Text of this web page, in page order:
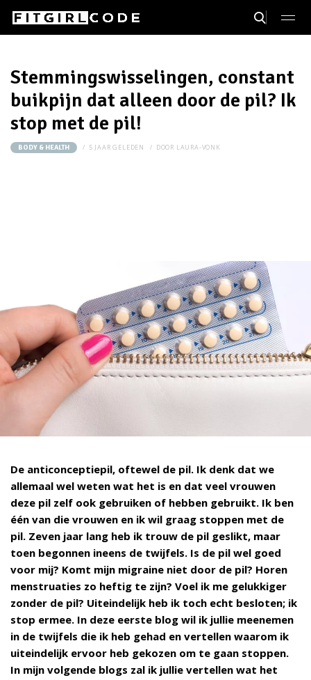
Stemmingswisselingen, constant
buikpijn dat alleen door de pil? Ik
stop met de pil!
BODY & HEALTH 5 JAAR GELEDEN DOOR LAURA-VONK
De anticonceptiepil, oftewel de pil. Ik denk dat we
allemaal wel weten wat het is en dat veel vrouwen
deze pil zelf ook gebruiken of hebben gebruikt. Ik ben
één van die vrouwen en ik wil graag stoppen met de
pil. Zeven jaar lang heb ik trouw de pil geslikt, maar
toen begonnen ineens de twijfels. Is de pil wel goed
voor mij? Komt mijn migraine niet door de pil? Horen
menstruaties zo heftig te zijn? Voel ik me gelukkiger
zonder de pil? Uiteindelijk heb ik toch echt besloten; ik
stop ermee. In deze eerste blog wil ik jullie meenemen
in de twijfels die ik heb gehad en vertellen waarom ik
uiteindelijk ervoor heb gekozen om te gaan stoppen.
In mijn volgende blogs zal ik jullie vertellen wat het